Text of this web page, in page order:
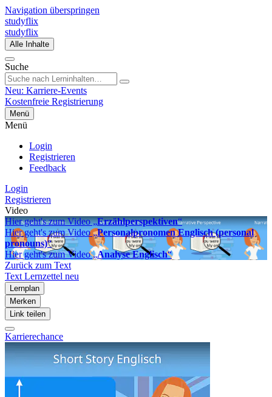
Navigation überspringen
studyflix
studyflix
Alle Inhalte
Suche
Neu: Karriere-Events
Kostenfreie Registrierung
Menü
Menü
Login
Registrieren
Feedback
Login
Registrieren
Video
Hier geht's zum Video „Erzählperspektiven“
Hier geht's zum Video „Personalpronomen Englisch (personal
pronouns)“
Hier geht's zum Video „Analyse Englisch“
Zurück zum Text
Text Lernzettel neu
Lernplan
Merken
Link teilen
Karrierechance